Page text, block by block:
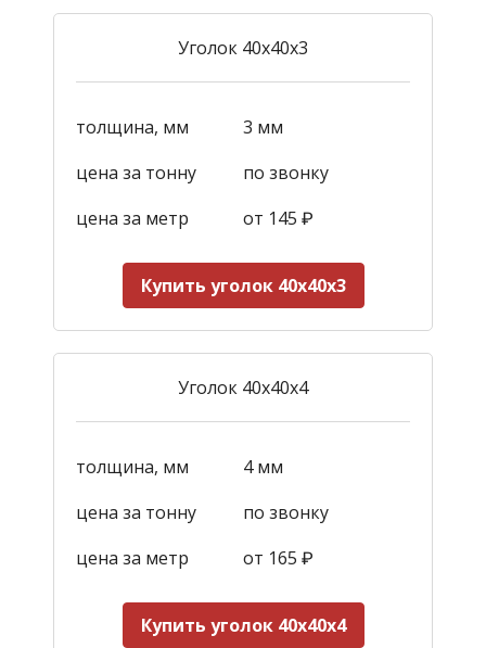
Уголок 40х40х3
толщина, мм
3 мм
цена за тонну
по звонку
цена за метр
от 145 ₽
Купить уголок 40х40х3
Уголок 40х40х4
толщина, мм
4 мм
цена за тонну
по звонку
цена за метр
от 165 ₽
Купить уголок 40х40х4